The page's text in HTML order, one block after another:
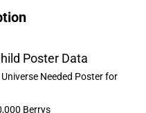
Poster Data
Needed Poster for
Berrys